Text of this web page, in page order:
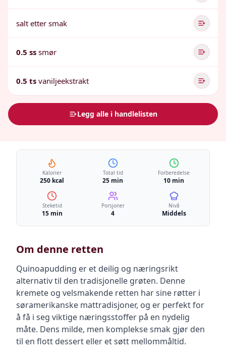
salt etter smak
0.5 ss smør
0.5 ts vaniljeekstrakt
Legg alle i handlelisten
Kalorier
250 kcal
Total tid
25 min
Forberedelse
10 min
Steketid
15 min
Porsjoner
4
Nivå
Middels
Om denne retten
Quinoapudding er et deilig og næringsrikt
alternativ til den tradisjonelle grøten. Denne
kremete og velsmakende retten har sine røtter i
søramerikanske mattradisjoner, og er perfekt for
å få i seg viktige næringsstoffer på en nydelig
måte. Dens milde, men komplekse smak gjør den
til en flott dessert eller et søtt mellommåltid.